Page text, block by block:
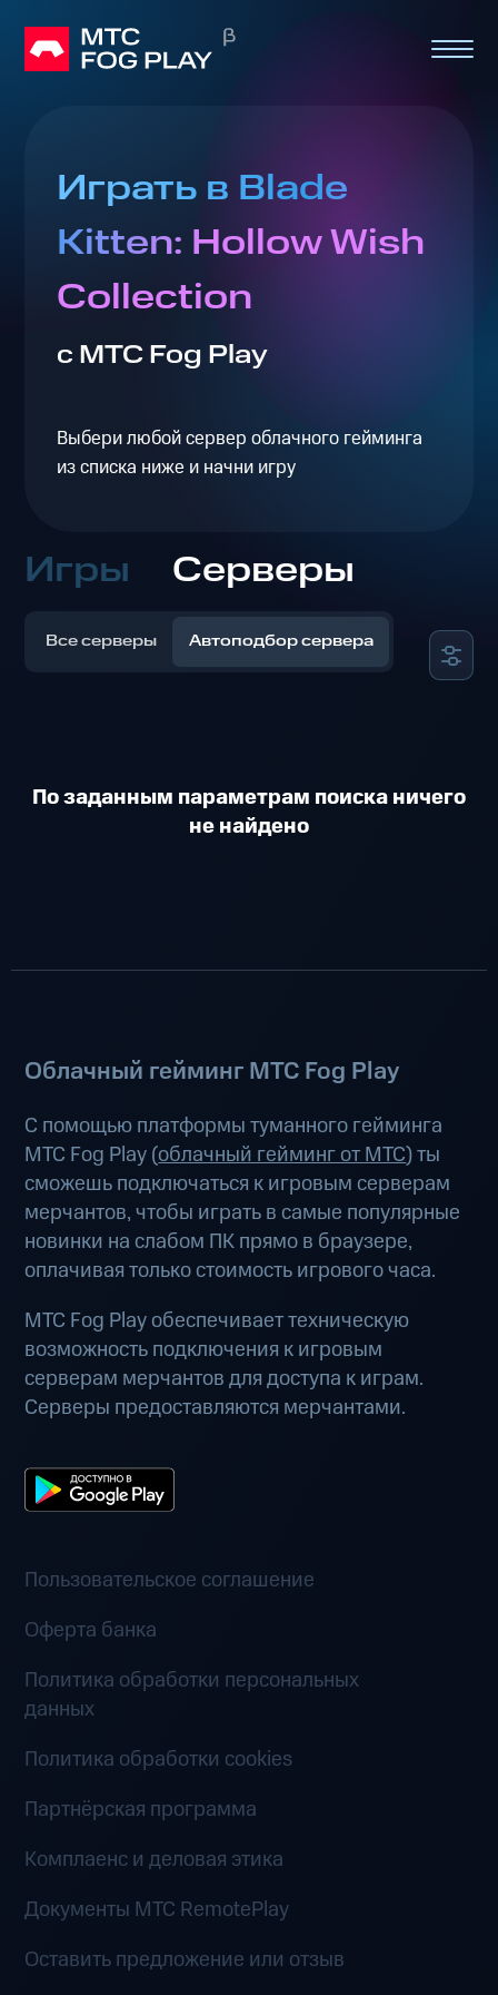
Играть в Blade
Kitten: Hollow Wish
Collection
с МТС Fog Play
Выбери любой сервер облачного гейминга
из списка ниже и начни игру
Игры Серверы
Все серверы Автоподбор сервера
По заданным параметрам поиска ничего
не найдено
Облачный гейминг МТС Fog Play
С помощью платформы туманного гейминга
МТС Fog Play (облачный гейминг от МТС) ты
сможешь подключаться к игровым серверам
мерчантов, чтобы играть в самые популярные
новинки на слабом ПК прямо в браузере,
оплачивая только стоимость игрового часа.
МТС Fog Play обеспечивает техническую
возможность подключения к игровым
серверам мерчантов для доступа к играм.
Серверы предоставляются мерчантами.
Пользовательское соглашение
Оферта банка
Политика обработки персональных
данных
Политика обработки cookies
Партнёрская программа
Комплаенс и деловая этика
Документы MTC RemotePlay
Оставить предложение или отзыв